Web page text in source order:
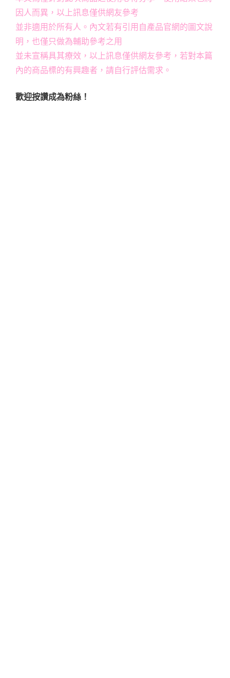
因人而異，以上訊息僅供網友參考
並非適用於所有人。內文若有引用自產品官網的圖文說
明，也僅只做為輔助參考之用
並未宣稱具其療效，以上訊息僅供網友參考，若對本篇
內的商品標的有興趣者，請自行評估需求。
歡迎按讚成為粉絲！